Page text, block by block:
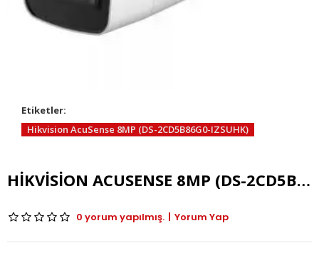
Etiketler:
Hikvision AcuSense 8MP (DS-2CD5B86G0-IZSUHK)
HIKVISION ACUSENSE 8MP (DS-2CD5B86G0-IZSUHK)
0 yorum yapılmış. | Yorum Yap